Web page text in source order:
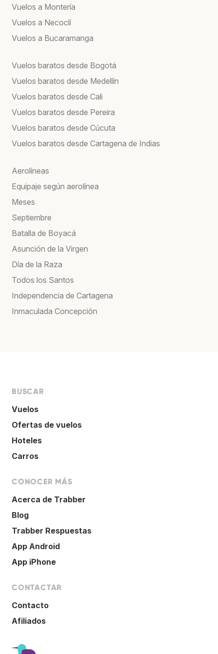
Vuelos a Montería
Vuelos a Necoclí
Vuelos a Bucaramanga
Vuelos baratos desde Bogotá
Vuelos baratos desde Medellín
Vuelos baratos desde Cali
Vuelos baratos desde Pereira
Vuelos baratos desde Cúcuta
Vuelos baratos desde Cartagena de Indias
Aerolíneas
Equipaje según aerolínea
Meses
Septiembre
Batalla de Boyacá
Asunción de la Virgen
Día de la Raza
Todos los Santos
Independencia de Cartagena
Inmaculada Concepción
BUSCAR
Vuelos
Ofertas de vuelos
Hoteles
Carros
CONOCER MÁS
Acerca de Trabber
Blog
Trabber Respuestas
App Android
App iPhone
CONTACTAR
Contacto
Afiliados